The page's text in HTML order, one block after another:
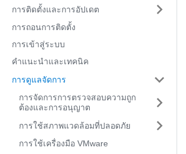
การติดตั้งและการอัปเดต
การถอนการติดตั้ง
การเข้าสู่ระบบ
คำแนะนำและเทคนิค
การดูแลจัดการ
การจัดการการตรวจสอบความถูก
ต้องและการอนุญาต
การใช้สภาพแวดล้อมที่ปลอดภัย
การใช้เครื่องมือ VMware